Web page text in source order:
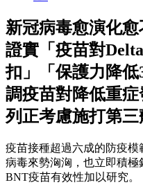
新冠病毒愈演化
證實「疫苗對
扣」「保護力降
調疫苗對降低重
列正考慮施打第三
疫苗接種超過六成的防疫模
病毒來勢洶洶，也立即積
BNT疫苗有效性加以研究。